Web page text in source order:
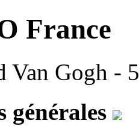
France
Van Gogh -